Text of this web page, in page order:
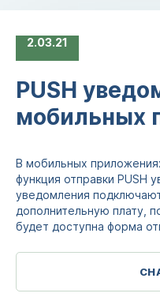
2 03.21
PUSH
мобильных
В мобильных
функция отправки PUSH
уведомления
дополнительную плату,
будет доступна форма